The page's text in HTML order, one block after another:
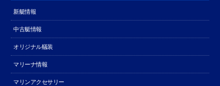
新艇情報
中古艇情報
オリジナル艤装
マリーナ情報
マリンアクセサリー